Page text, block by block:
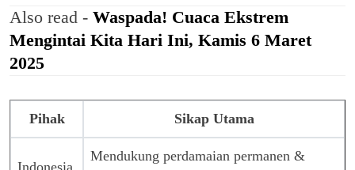
Also read - Waspada! Cuaca Ekstrem
Mengintai Kita Hari Ini, Kamis 6 Maret
2025
Pihak Sikap Utama
Mendukung perdamaian permanen &